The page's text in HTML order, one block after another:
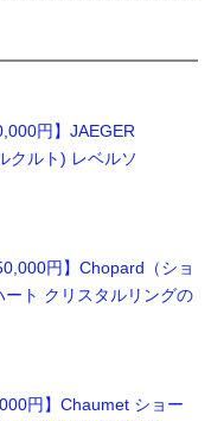
円】JAEGER
クルト) レベルソ
円】Chopard（ショ
ト クリスタルリングの
円】Chaumet ショー